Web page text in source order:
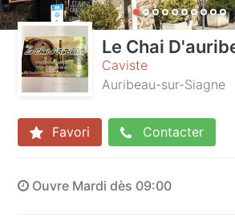
Le Chai
Caviste
Auribeau-sur-Siagne
Favori Contacter
Ouvre Mardi dès 09:00